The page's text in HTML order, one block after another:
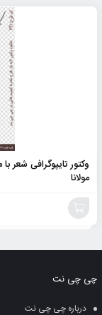
وکتور تایپوگرافی شعر
مولانا
سبد
چی چی نت
درباره چی چی نت